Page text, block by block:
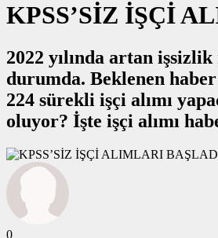
KPSS’SİZ İŞÇİ
2022 yılında artan
durumda. Beklenen
224 sürekli işçi alımı
oluyor? İşte işçi alımı
0